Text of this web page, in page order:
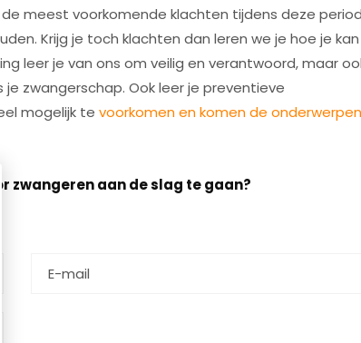
meest voorkomende klachten tijdens deze
Krijg je toch klachten dan leren we je hoe je kan
leer je van ons om veilig en verantwoord, maar
zwangerschap. Ook leer je preventieve
mogelijk te voorkomen en komen de onderwerpen
zwangeren aan de slag te gaan?
Summer Ready programma